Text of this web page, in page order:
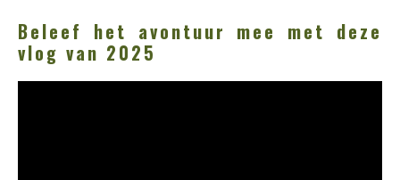
Beleef het avontuur mee met deze
vlog van 2025